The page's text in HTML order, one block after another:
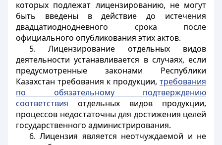
которых подлежат лицензированию, не могут
быть введены в действие до истечения
двадцатиоднодневного срока после
официального опубликования этих актов.
5. Лицензирование отдельных видов
деятельности устанавливается в случаях, если
предусмотренные законами Республики
Казахстан требования к продукции, требования
по обязательному подтверждению
соответствия отдельных видов продукции,
процессов недостаточны для достижения целей
государственного администрирования.
6. Лицензия является неотчуждаемой и не